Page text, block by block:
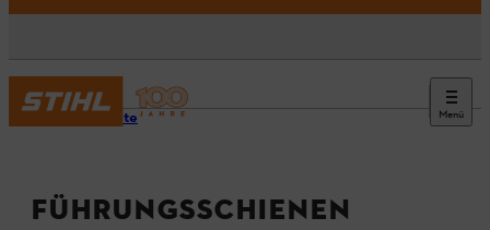
Menü
Startseite
FÜHRUNGSSCHIENEN